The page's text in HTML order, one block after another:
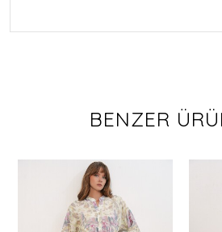
BENZER